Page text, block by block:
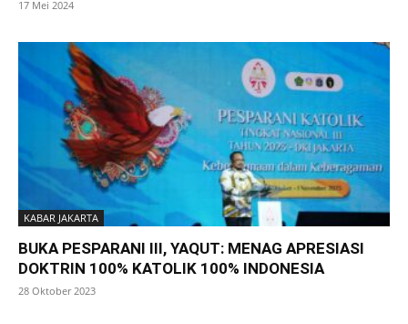
17 Mei 2024
KABAR JAKARTA
BUKA PESPARANI III, YAQUT: MENAG APRESIASI
DOKTRIN 100% KATOLIK 100% INDONESIA
28 Oktober 2023